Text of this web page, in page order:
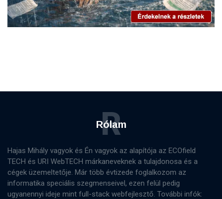
Rólam
R
Hajas Mihály vagyok és Én vagyok az alapítója az ECOfield
TECH és URI WebTECH márkaneveknek a tulajdonosa és a
cégek üzemeltetője. Már több évtizede foglalkozom az
informatika speciális szegmenseivel, ezen felül pedig
ugyanennyi ideje mint full-stack webfejlesztő. További infók: